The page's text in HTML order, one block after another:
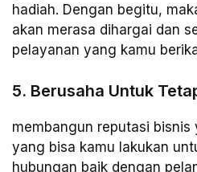
hadiah. Dengan begitu,
akan merasa dihargai dan
pelayanan yang kamu
5. Berusaha Untuk
membangun reputasi bisnis
yang bisa kamu lakukan
hubungan baik dengan